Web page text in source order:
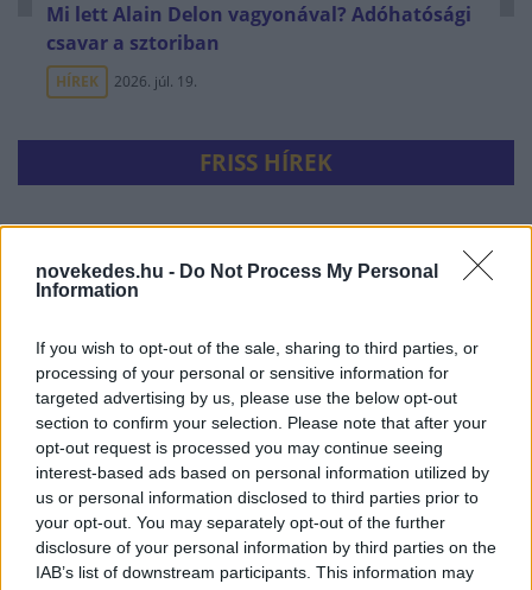
novekedes.hu - Do Not Process My Personal
Information
If you wish to opt-out of the sale, sharing to third parties, or
processing of your personal or sensitive information for
targeted advertising by us, please use the below opt-out
section to confirm your selection. Please note that after your
opt-out request is processed you may continue seeing
interest-based ads based on personal information utilized by
us or personal information disclosed to third parties prior to
your opt-out. You may separately opt-out of the further
disclosure of your personal information by third parties on the
IAB’s list of downstream participants. This information may
Mi lett Alain Delon vagyonával? Adóhatósági
csavar a sztoriban
HÍREK 2026. júl. 19.
FRISS HÍREK
Fordulat a büdzsében: rekordnyereséggel
zárult a július, de a nyugdíjak és utak így is
mélyítik a hiányt
HÍREK 32 perce